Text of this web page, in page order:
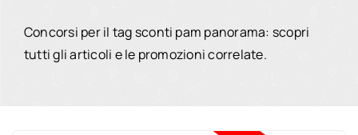
Concorsi per il tag sconti pam panorama: scopri
tutti gli articoli e le promozioni correlate.